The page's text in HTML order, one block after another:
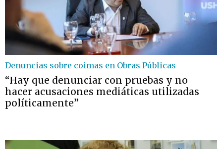
Denuncias sobre coimas en Obras Públicas
“Hay que denunciar con pruebas y no
hacer acusaciones mediáticas utilizadas
políticamente”